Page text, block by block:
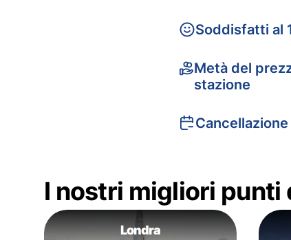
Soddisfatti al
Metà del
stazione
I nostri migliori punti
Londra